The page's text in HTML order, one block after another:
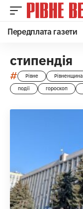
Передплата газети
стипендія
# Рівне Рівненщина
події гороскоп